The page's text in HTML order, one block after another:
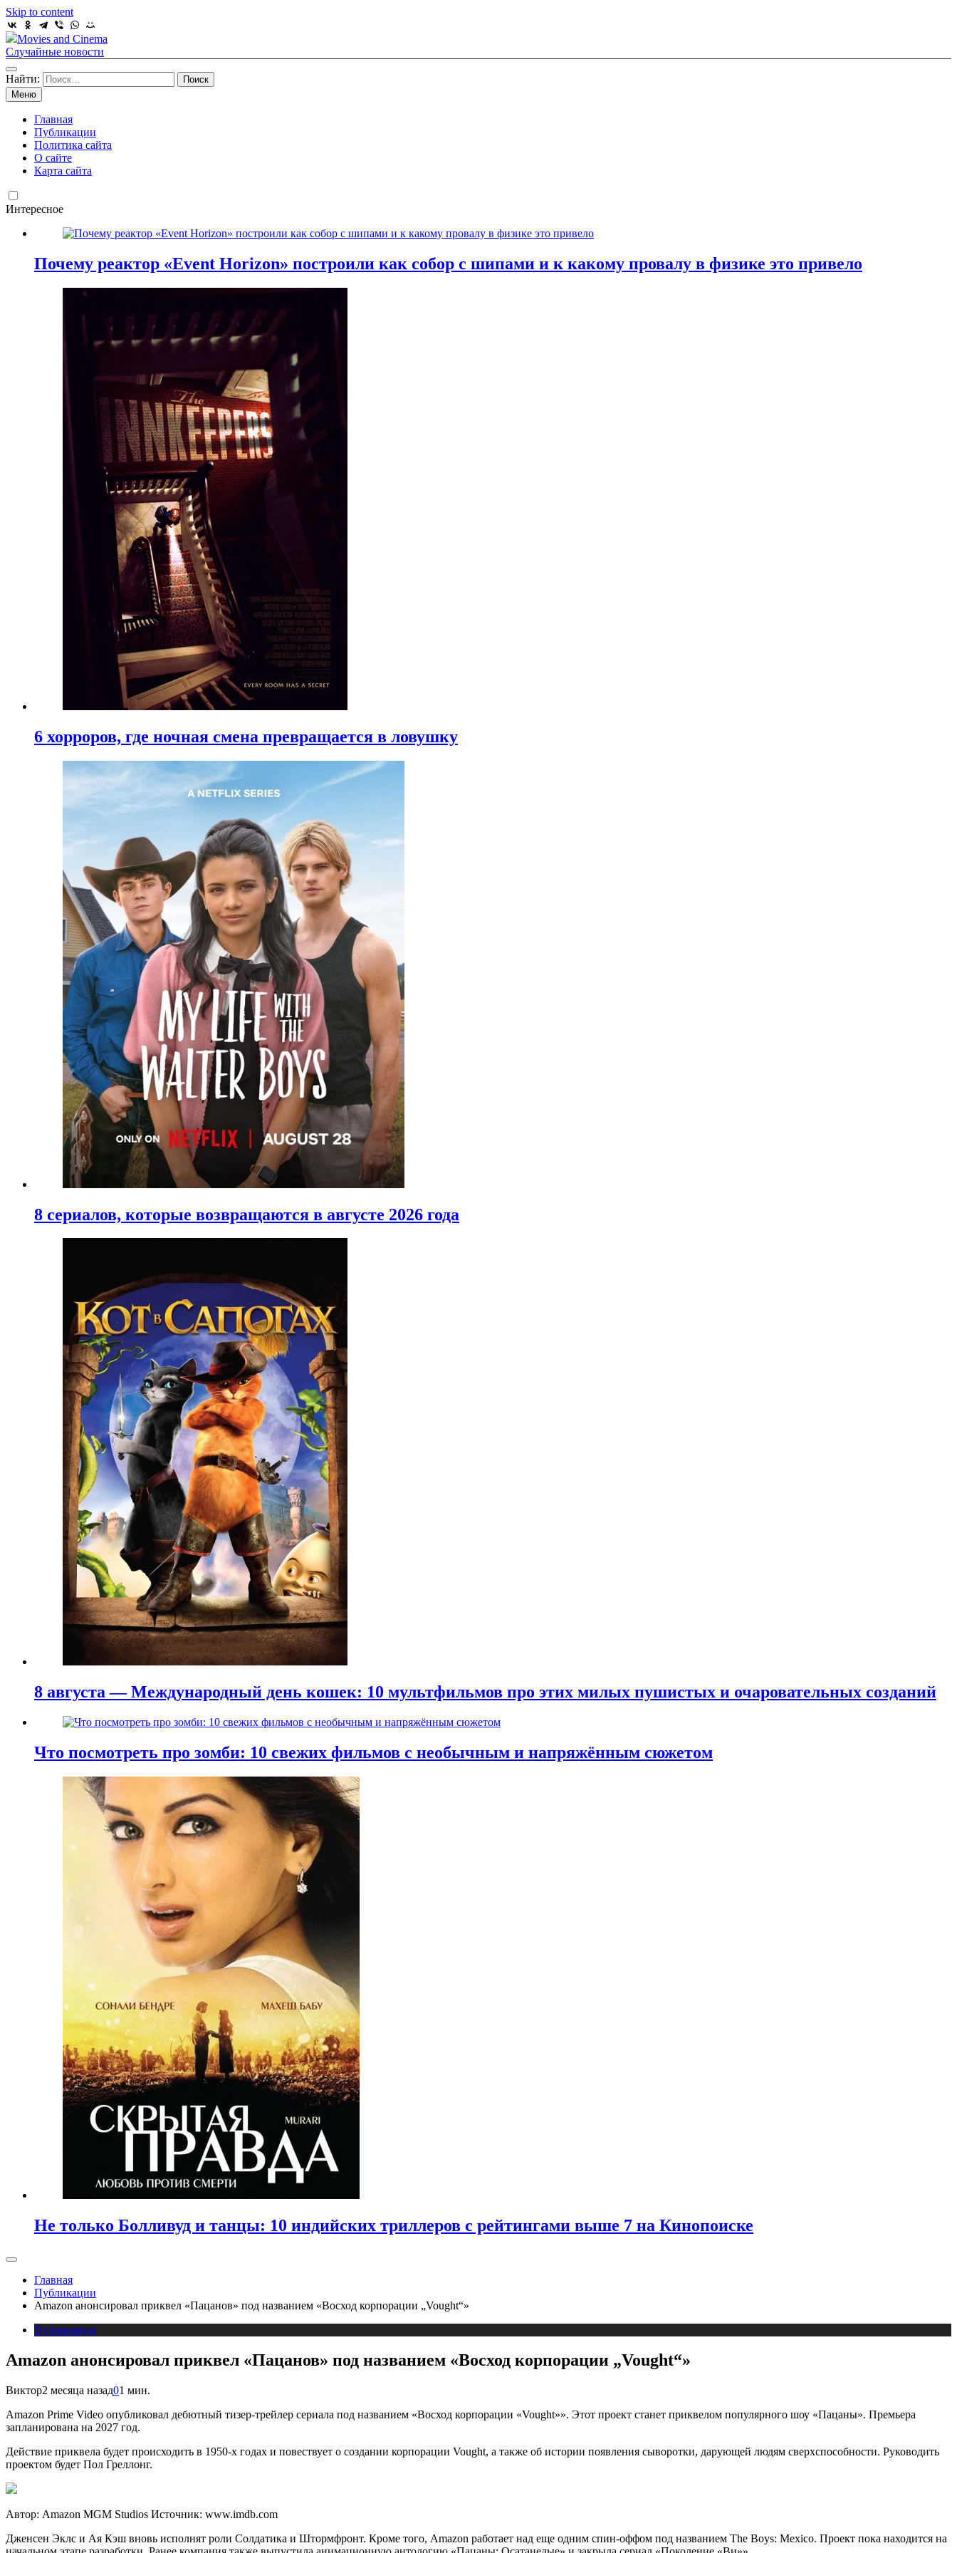
Skip to content
Movies and Cinema
Случайные новости
Найти:
Меню
Главная
Публикации
Политика сайта
О сайте
Карта сайта
Интересное
Почему реактор «Event Horizon» построили как собор с шипами и к какому провалу в физике это привело
6 хорроров, где ночная смена превращается в ловушку
8 сериалов, которые возвращаются в августе 2026 года
8 августа — Международный день кошек: 10 мультфильмов про этих милых пушистых и очаровательных созданий
Что посмотреть про зомби: 10 свежих фильмов с необычным и напряжённым сюжетом
Не только Болливуд и танцы: 10 индийских триллеров с рейтингами выше 7 на Кинопоиске
Главная
Публикации
Amazon анонсировал приквел «Пацанов» под названием «Восход корпорации „Vought“»
Публикации
Amazon анонсировал приквел «Пацанов» под названием «Восход корпорации „Vought“»
Виктор2 месяца назад01 мин.
Amazon Prime Video опубликовал дебютный тизер-трейлер сериала под названием «Восход корпорации «Vought»». Этот проект станет приквелом популярного шоу «Пацаны». Премьера
запланирована на 2027 год.
Действие приквела будет происходить в 1950-х годах и повествует о создании корпорации Vought, а также об истории появления сыворотки, дарующей людям сверхспособности. Руководить
проектом будет Пол Греллонг.
Автор: Amazon MGM Studios Источник: www.imdb.com
Дженсен Эклс и Ая Кэш вновь исполнят роли Солдатика и Штормфронт. Кроме того, Amazon работает над еще одним спин-оффом под названием The Boys: Mexico. Проект пока находится на